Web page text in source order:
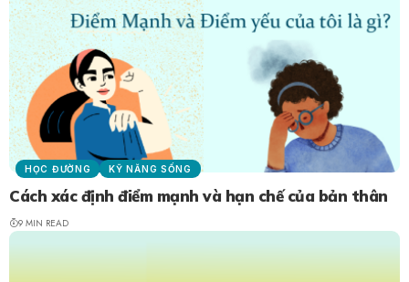
HỌC ĐƯỜNG KỸ NĂNG SỐNG
Cách xác định điểm mạnh và hạn chế của bản thân
9 MIN READ